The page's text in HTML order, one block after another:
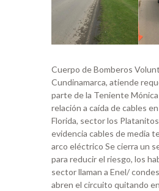
Cuerpo de Bomberos
Cundinamarca, atiende
parte de la Teniente
relación a caída de cables
Florida, sector los
evidencia cables de media
arco eléctrico Se cierra un
para reducir el riesgo, los
sector llaman a Enel/
abren el circuito quitando